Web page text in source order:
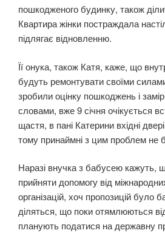
пошкодженого будинку, також
Квартира жінки постраждала
підлягає відновленню.
Її онука, також Катя, каже, що
будуть ремонтувати своїми
зробили оцінку пошкоджень і
словами, вже 9 січня очікується
щастя, в пані Катерини вхідні
тому принаймні з цим проблем не
Наразі внучка з бабусею кажуть,
прийняти допомогу від
організацій, хоч пропозицій було
діляться, що поки отямлюються
планують податися на державну